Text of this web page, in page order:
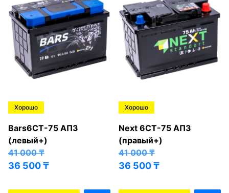
Хорошо
Bars6СТ-75 АПЗ
(левый+)
41 000₸
36 500₸
Хорошо
Next 6СТ-75 АПЗ
(правый+)
41 000₸
36 500₸